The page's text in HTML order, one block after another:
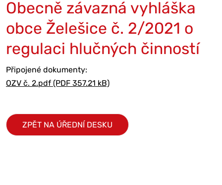
Obecně závazná vyhláška
obce Želešice č. 2/2021 o
regulaci hlučných činností
Připojené dokumenty:
OZV č. 2.pdf (PDF 357.21 kB)
ZPĚT NA ÚŘEDNÍ DESKU